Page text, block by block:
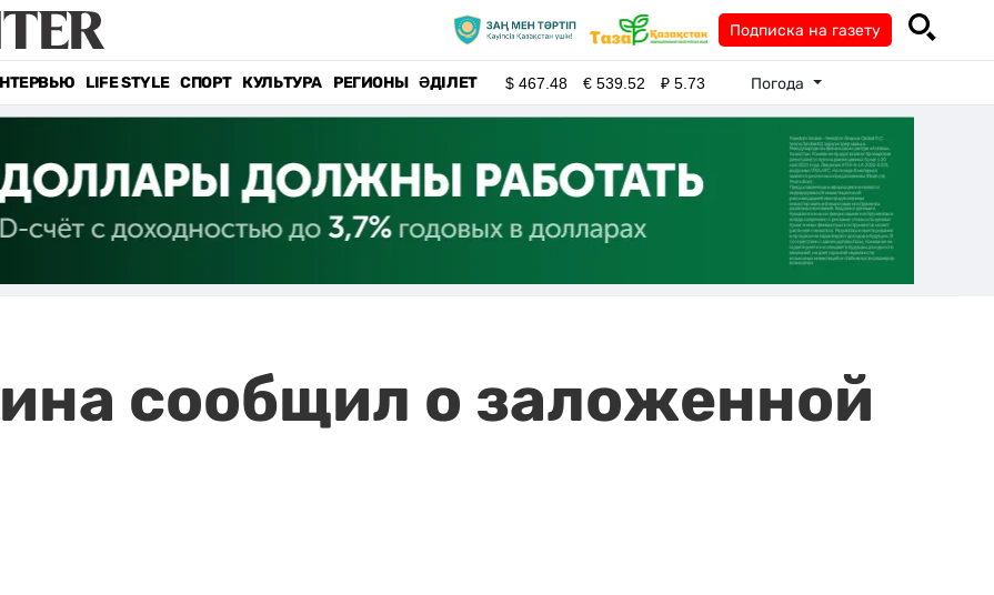
Подписка на газету
LIFE STYLE СПОРТ КУЛЬТУРА РЕГИОНЫ ӘДІЛЕТ $467.48 €539.52 ₽5.73 Погода
сообщил о заложенной